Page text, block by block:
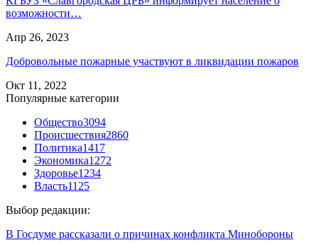
возможности…
Апр 26, 2023
Добровольные пожарные участвуют в ликвидации пожаров
Окт 11, 2022
Популярные категории
Общество3094
Происшествия2860
Политика1417
Экономика1272
Здоровье1234
Власть1125
Выбор редакции:
В Госдуме рассказали о причинах конфликта Минобороны